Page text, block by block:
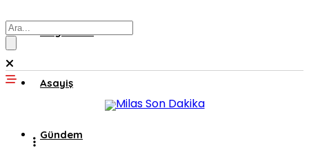
Muğla’dan
Asayiş
Gündem